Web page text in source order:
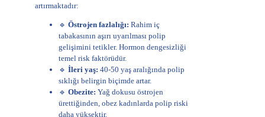
artırmaktadır:
🔹Östrojen fazlalığı: Rahim iç
tabakasının aşırı uyarılması polip
gelişimini tetikler. Hormon dengesizliği
temel risk faktörüdür.
🔹İleri yaş: 40-50 yaş aralığında polip
sıklığı belirgin biçimde artar.
🔹Obezite: Yağ dokusu östrojen
ürettiğinden, obez kadınlarda polip riski
daha yüksektir.